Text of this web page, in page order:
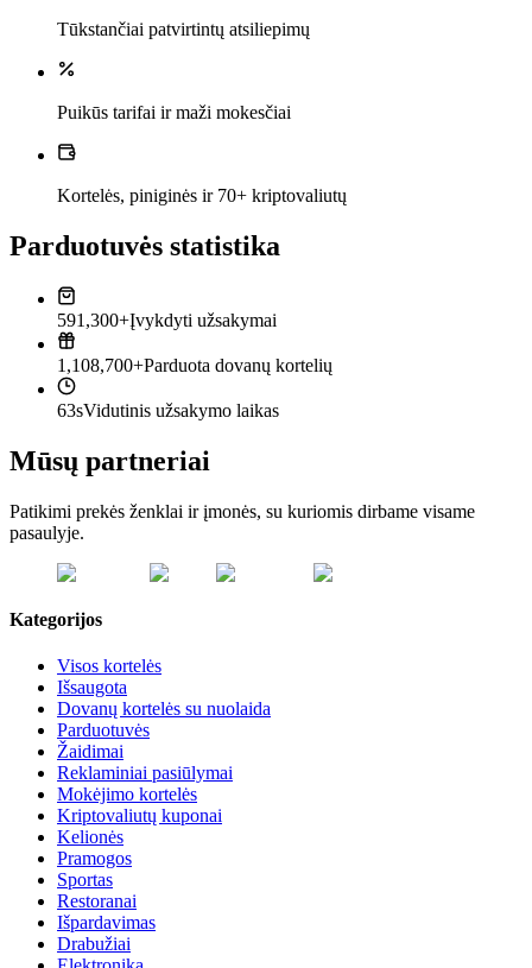
Tūkstančiai patvirtintų atsiliepimų
Puikūs tarifai ir maži mokesčiai
Kortelės, piniginės ir 70+ kriptovaliutų
Parduotuvės statistika
591,300+Įvykdyti užsakymai
1,108,700+Parduota dovanų kortelių
63sVidutinis užsakymo laikas
Mūsų partneriai
Patikimi prekės ženklai ir įmonės, su kuriomis dirbame visame
pasaulyje.
Kategorijos
Visos kortelės
Išsaugota
Dovanų kortelės su nuolaida
Parduotuvės
Žaidimai
Reklaminiai pasiūlymai
Mokėjimo kortelės
Kriptovaliutų kuponai
Kelionės
Pramogos
Sportas
Restoranai
Išpardavimas
Drabužiai